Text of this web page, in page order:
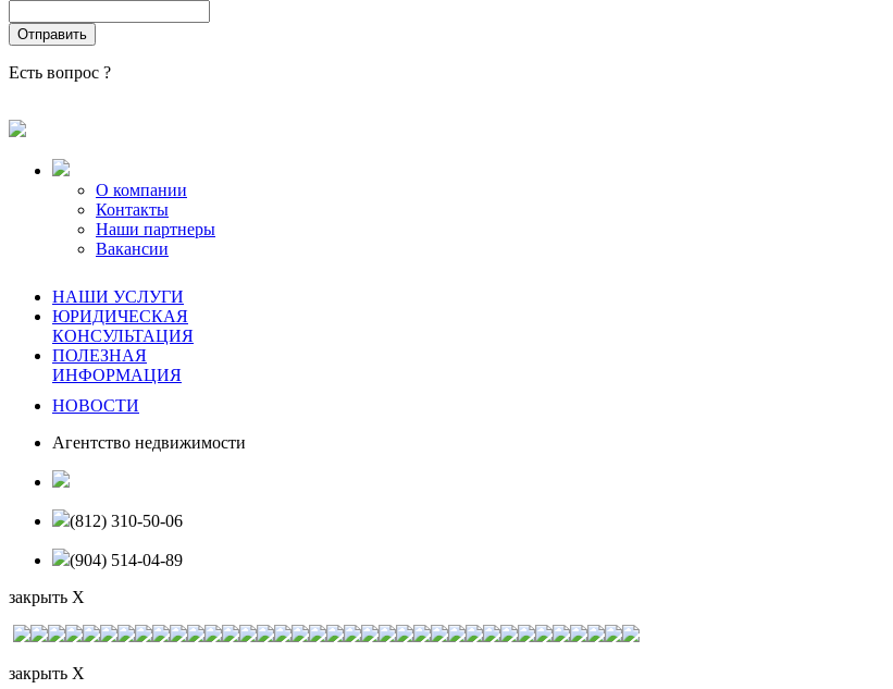
Есть вопрос ?
О компании
Контакты
Наши партнеры
Вакансии
НАШИ УСЛУГИ
ЮРИДИЧЕСКАЯ
КОНСУЛЬТАЦИЯ
ПОЛЕЗНАЯ
ИНФОРМАЦИЯ
НОВОСТИ
Агентство недвижимости
(812) 310-50-06
(904) 514-04-89
закрыть X
закрыть X